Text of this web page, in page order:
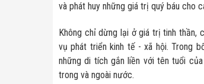
và phát huy những giá trị quý báu cho
Không chỉ dừng lại ở giá trị tinh thần,
vụ phát triển kinh tế - xã hội. Trong
những di tích gắn liền với tên tuổi
trong và ngoài nước.